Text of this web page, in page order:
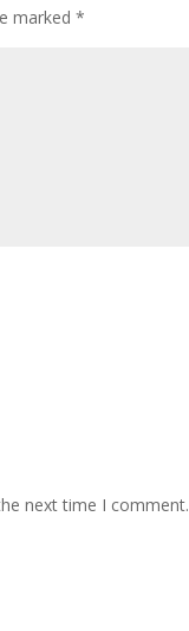
marked*
next time I comment.